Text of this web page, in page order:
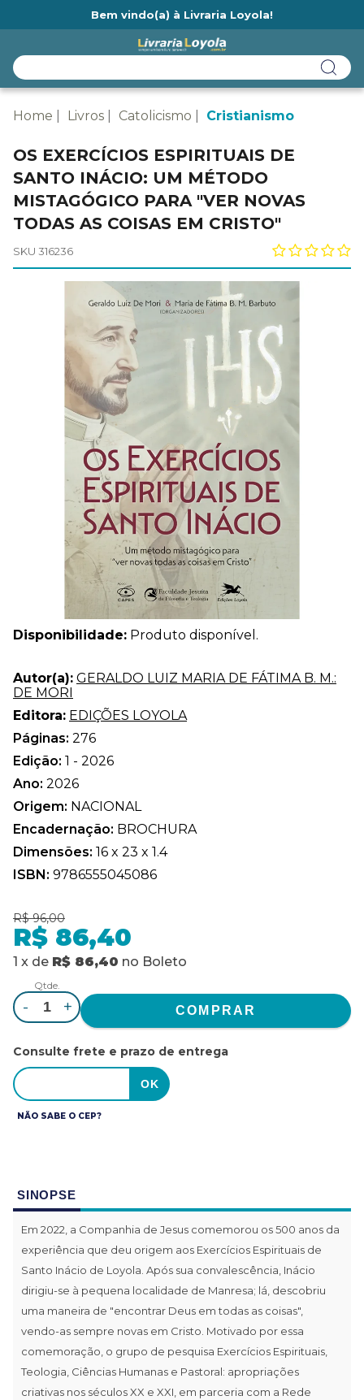
Bem vindo(a) à Livraria Loyola!
Home Livros Catolicismo Cristianismo
OS EXERCÍCIOS ESPIRITUAIS DE
SANTO INÁCIO: UM MÉTODO
MISTAGÓGICO PARA "VER NOVAS
TODAS AS COISAS EM CRISTO"
SKU 316236
Disponibilidade: Produto disponível.
Autor(a): GERALDO LUIZ MARIA DE FÁTIMA B. M.:
DE MORI
Editora: EDIÇÕES LOYOLA
Páginas: 276
Edição: 1 - 2026
Ano: 2026
Origem: NACIONAL
Encadernação: BROCHURA
Dimensões: 16 x 23 x 1.4
ISBN: 9786555045086
R$ 96,00
R$ 86,40
1 x de R$ 86,40 no Boleto
Qtde.
- +
Consulte frete e prazo de entrega
NÃO SABE O CEP?
SINOPSE
Em 2022, a Companhia de Jesus comemorou os 500 anos da
experiência que deu origem aos Exercícios Espirituais de
Santo Inácio de Loyola. Após sua convalescência, Inácio
dirigiu-se à pequena localidade de Manresa; lá, descobriu
uma maneira de "encontrar Deus em todas as coisas",
vendo-as sempre novas em Cristo. Motivado por essa
comemoração, o grupo de pesquisa Exercícios Espirituais,
Teologia, Ciências Humanas e Pastoral: apropriações
criativas nos séculos XX e XXI, em parceria com a Rede